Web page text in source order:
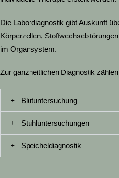
Die Labordiagnostik gibt Auskunft
Körperzellen,
im Organsystem.
Zur ganzheitlichen Diagnostik zählen:
Blutuntersuchung
Stuhluntersuchungen
Speicheldiagnostik